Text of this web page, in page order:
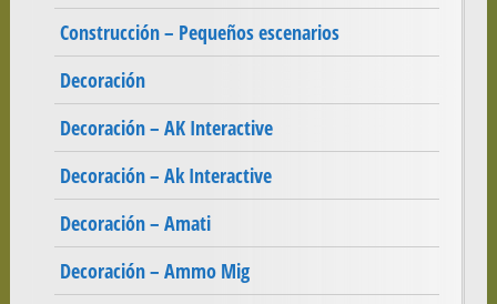
Construcción – Pequeños escenarios
Decoración
Decoración – AK Interactive
Decoración – Ak Interactive
Decoración – Amati
Decoración – Ammo Mig